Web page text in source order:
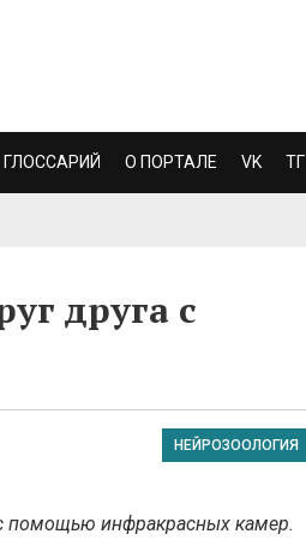
ГЛОССАРИЙ О ПОРТАЛЕ VK ТГ
друга с
НЕЙРОЗООЛОГИЯ
помощью инфракрасных камер.